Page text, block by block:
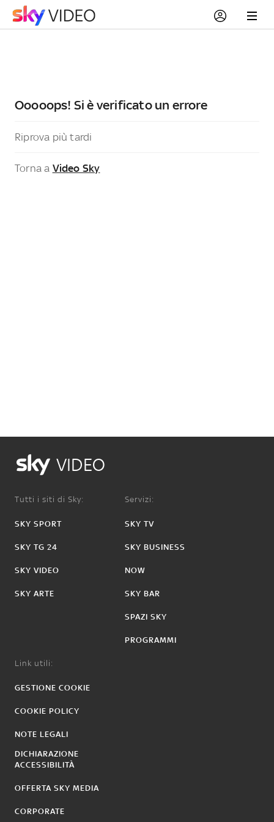
Ooooops! Si è verificato un errore
Riprova più tardi
Torna a Video Sky
VIDEO
Tutti i siti di Sky:
SKY SPORT
SKY TG 24
SKY VIDEO
SKY ARTE
Servizi:
SKY TV
SKY BUSINESS
NOW
SKY BAR
SPAZI SKY
PROGRAMMI
Link utili:
GESTIONE COOKIE
COOKIE POLICY
NOTE LEGALI
DICHIARAZIONE
ACCESSIBILITÀ
OFFERTA SKY MEDIA
CORPORATE